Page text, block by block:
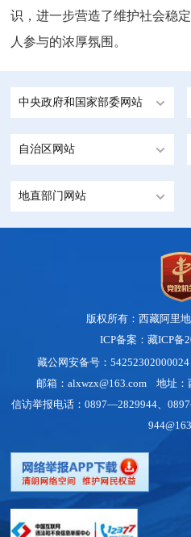
识，进一步营造了维护社会稳
人参与的浓厚氛围。
中央政府和国家部委网站
自治区网站
地直部门网站
版权所有：西藏阿里
ICP备案：藏ICP备
藏公网安备号：
邮箱：alxwzx@163.com 地址：
信访举报电话：0897—2829944、